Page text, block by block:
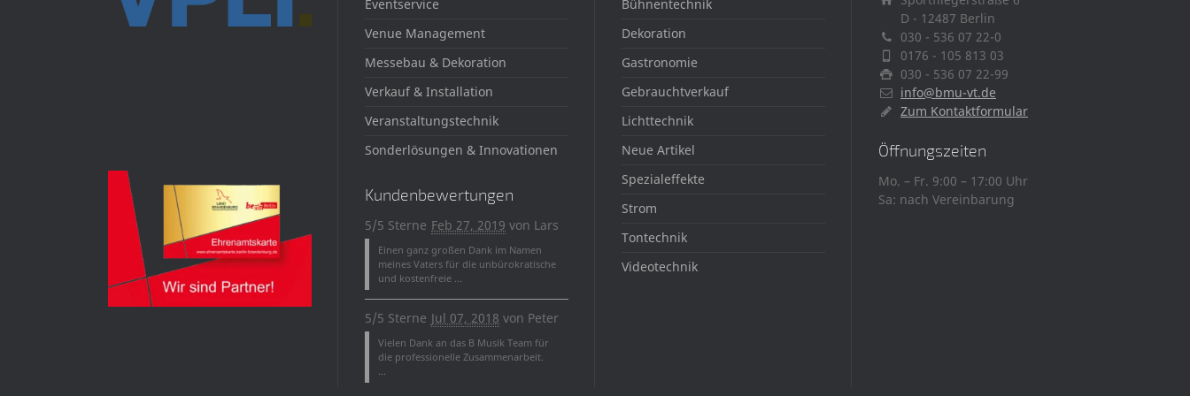
der
Produktseite
werden
Eventservice
Venue Management
Messebau & Dekoration
Verkauf & Installation
Veranstaltungstechnik
Sonderlösungen & Innovationen
Kundenbewertungen
5/5 Sterne Feb 27, 2019 von Lars
Einen ganz großen Dank im Namen
meines Vaters für die unbürokratische
und kostenfreie ...
5/5 Sterne Jul 07, 2018 von Peter
Vielen Dank an das B Musik Team für
die professionelle Zusammenarbeit.
Bühnentechnik
Dekoration
Gastronomie
Gebrauchtverkauf
Lichttechnik
Neue Artikel
Spezialeffekte
Strom
Tontechnik
Videotechnik
D - 12487 Berlin
030 - 536 07 22-0
0176 - 105 813 03
030 - 536 07 22-99
info@bmu-vt.de
Zum Kontaktformular
Öffnungszeiten
Mo. – Fr. 9:00 – 17:00 Uhr
Sa: nach Vereinbarung